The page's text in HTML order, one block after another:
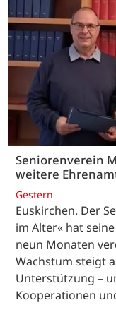
Seniorenverein
weitere
Gestern
Euskirchen. Der
im Alter« hat
neun Monaten
Wachstum steigt
Unterstützung –
Kooperationen